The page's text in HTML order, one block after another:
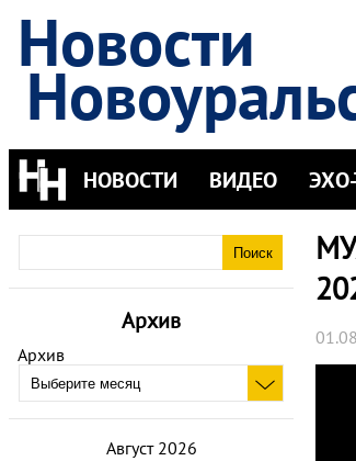
Новости
НОВОСТИ ВИДЕО
Архив
Архив
Август 2026